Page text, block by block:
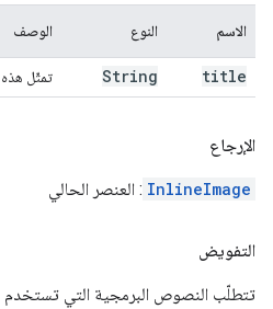
الاسم النوع الوصف
title
String تمثّل هذه
الإرجاع
InlineImage : العنصر الحالي
التفويض
تتطلّب النصوص البرمجية التي